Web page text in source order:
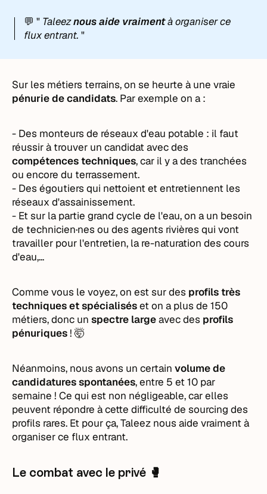
💬 " Taleeznous aide vraimentà organiser ce
flux entrant. "
Sur les métiers terrains, on se heurte à une vraie
pénurie de candidats. Par exemple on a :
- Des monteurs de réseaux d'eau potable : il faut
réussir à trouver un candidat avec des
compétences techniques, car il y a des tranchées
ou encore du terrassement.
- Des égoutiers qui nettoient et entretiennent les
réseaux d'assainissement.
- Et sur la partie grand cycle de l'eau, on a un besoin
de technicien·nes ou des agents rivières qui vont
travailler pour l'entretien, la re-naturation des cours
d'eau,...
Comme vous le voyez, on est sur des profils très
techniques et spécialiséset on a plus de 150
métiers, donc unspectre largeavec des profils
pénuriques! 🤯
Néanmoins, nous avons un certainvolume de
candidatures spontanées, entre 5 et 10 par
semaine ! Ce qui est non négligeable, car elles
peuvent répondre à cette difficulté de sourcing des
profils rares. Et pour ça, Taleez nous aide vraiment à
organiser ce flux entrant.
Le combat avec le privé 🥊